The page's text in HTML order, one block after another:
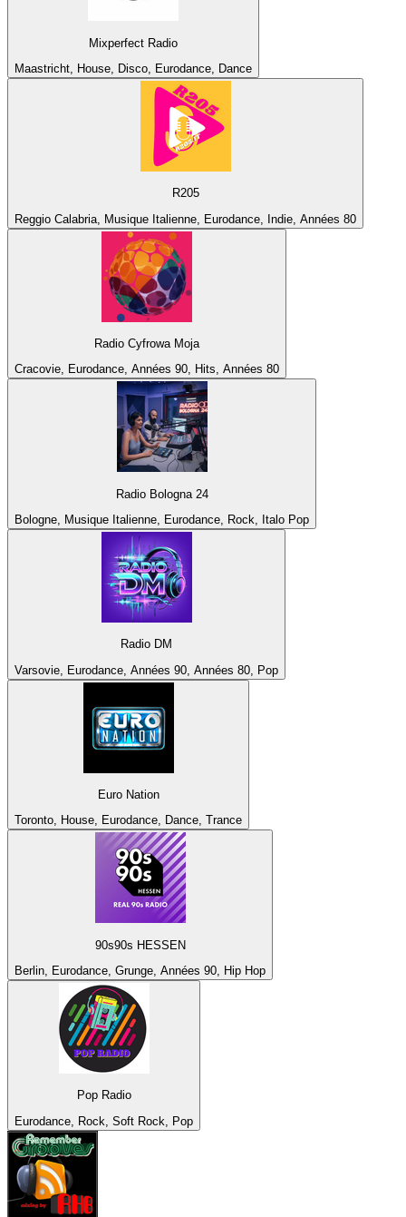
Mixperfect Radio
Maastricht, House, Disco, Eurodance, Dance
R205
Reggio Calabria, Musique Italienne, Eurodance, Indie, Années 80
Radio Cyfrowa Moja
Cracovie, Eurodance, Années 90, Hits, Années 80
Radio Bologna 24
Bologne, Musique Italienne, Eurodance, Rock, Italo Pop
Radio DM
Varsovie, Eurodance, Années 90, Années 80, Pop
Euro Nation
Toronto, House, Eurodance, Dance, Trance
90s90s HESSEN
Berlin, Eurodance, Grunge, Années 90, Hip Hop
Pop Radio
Eurodance, Rock, Soft Rock, Pop